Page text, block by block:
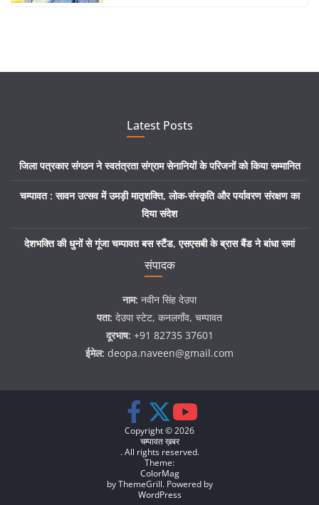
Latest Posts
जिला पत्रकार संगठन ने स्वतंत्रता संग्राम सेनानियों के परिजनों को किया सम्मानित
चम्पावत : सावन उत्सव में उमड़ी मातृशक्ति, लोक-संस्कृति और पर्यावरण संरक्षण का
दिया संदेश
देशभक्ति की धुनों से गूंजा चम्पावत बस स्टैंड, एसएसबी के ब्रास बैंड ने बांधा समां
संपादक
नाम: नवीन सिंह देउपा
पता: देउपा स्टेट, कनलगाँव, चम्पावत
दूरभाष: +91 82735 37601
ईमेल: deopa.naveen@gmail.com
Copyright © 2026
चम्पावत ख़बर
. All rights reserved.
Theme:
ColorMag
by ThemeGrill. Powered by
WordPress